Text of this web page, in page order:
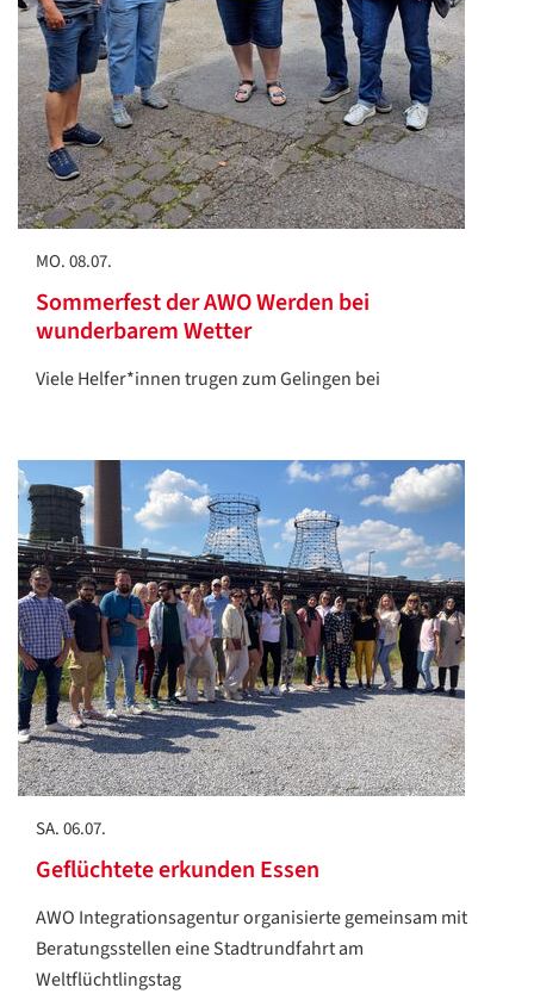
MO. 08.07.
Sommerfest der AWO Werden bei
wunderbarem Wetter
Viele Helfer*innen trugen zum Gelingen bei
SA. 06.07.
Geflüchtete erkunden Essen
AWO Integrationsagentur organisierte gemeinsam mit
Beratungsstellen eine Stadtrundfahrt am
Weltflüchtlingstag